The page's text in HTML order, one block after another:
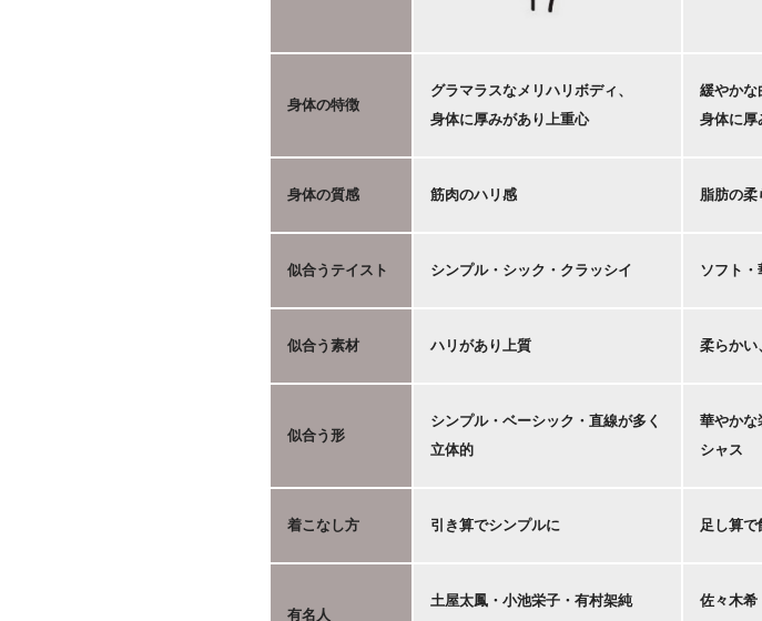
身体の特徴
グラマラスなメリハリボディ、
身体に厚みがあり上重心
緩やかな
身体に厚
身体の質感 筋肉のハリ感 脂肪の柔
似合うテイスト シンプル・シック・クラッシイ ソフト・
似合う素材 ハリがあり上質 柔らかい
似合う形
シンプル・ベーシック・直線が多く
立体的
華やかな
シャス
着こなし方 引き算でシンプルに 足し算で
有名人
土屋太鳳・小池栄子・有村架純 佐々木希